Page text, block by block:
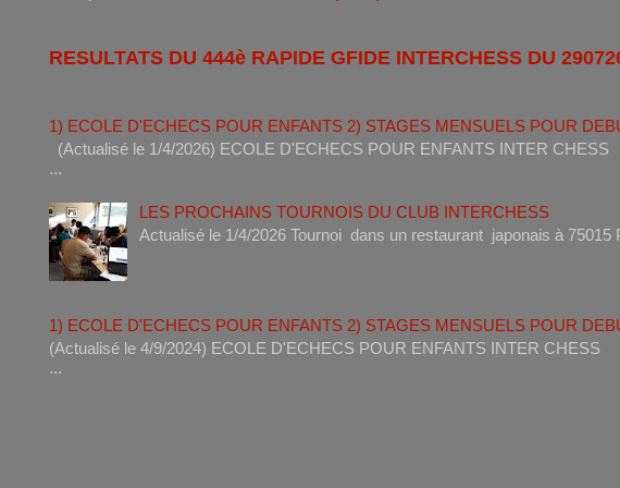
RESULTATS DU 444è RAPIDE GFIDE INTERCHESS DU
1) ECOLE D'ECHECS POUR ENFANTS 2) STAGES MENSUELS POUR
(Actualisé le 1/4/2026) ECOLE D'ECHECS POUR ENFANTS INTER
...
LES PROCHAINS TOURNOIS DU CLUB INTERCHESS
Actualisé le 1/4/2026 Tournoi dans un
1) ECOLE D'ECHECS POUR ENFANTS 2) STAGES MENSUELS POUR
(Actualisé le 4/9/2024) ECOLE D'ECHECS POUR ENFANTS INTER
...